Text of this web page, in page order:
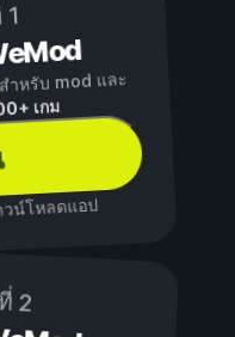
สำหรับ mod และ
เกม
น์โหลดแอป
2